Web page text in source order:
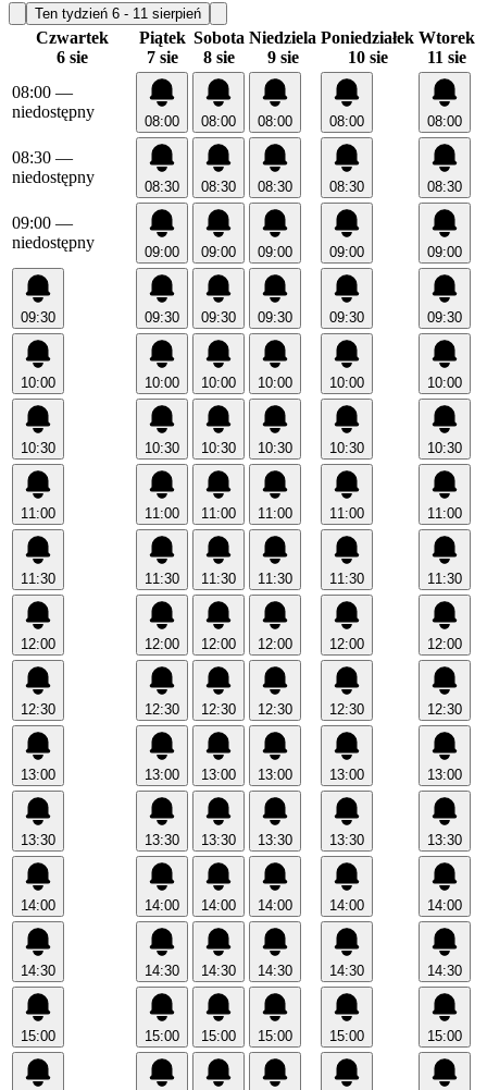
Ten tydzień 6 - 11 sierpień
Czwartek
6 sie
Piątek
7 sie
Sobota
8 sie
Niedziela
9 sie
Poniedziałek
10 sie
Wtorek
11 sie
08:00 —
niedostępny
08:00 08:00 08:00 08:00 08:00
08:30 —
niedostępny
08:30 08:30 08:30 08:30 08:30
09:00 —
niedostępny
09:00 09:00 09:00 09:00 09:00
09:30 09:30 09:30 09:30 09:30 09:30
10:00 10:00 10:00 10:00 10:00 10:00
10:30 10:30 10:30 10:30 10:30 10:30
11:00 11:00 11:00 11:00 11:00 11:00
11:30 11:30 11:30 11:30 11:30 11:30
12:00 12:00 12:00 12:00 12:00 12:00
12:30 12:30 12:30 12:30 12:30 12:30
13:00 13:00 13:00 13:00 13:00 13:00
13:30 13:30 13:30 13:30 13:30 13:30
14:00 14:00 14:00 14:00 14:00 14:00
14:30 14:30 14:30 14:30 14:30 14:30
15:00 15:00 15:00 15:00 15:00 15:00